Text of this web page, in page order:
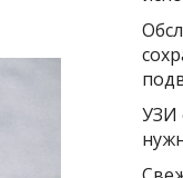
УЗИ